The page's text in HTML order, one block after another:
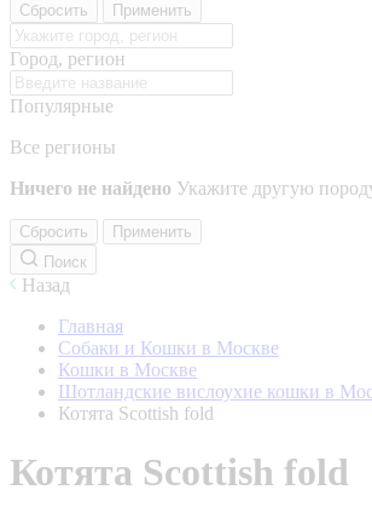
Сбросить Применить
Город, регион
Популярные
Все регионы
Ничего не найдено Укажите другую
Сбросить
Применить
Поиск
Назад
Главная
Собаки и Кошки в Москве
Кошки в Москве
Шотландские вислоухие кошки в
Котята Scottish fold
Котята Scottish fold